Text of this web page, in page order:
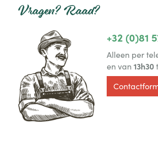
Vragen? Raad?
+32 (0)81
Alleen per
en van 13h30